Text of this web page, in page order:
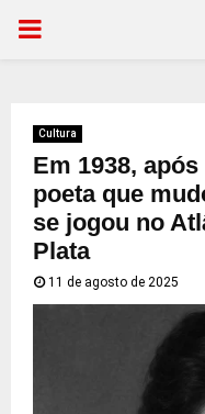
PRIMARY
Cultura
Em 1938,
poeta que
se jogou no
Plata
11 de agosto de 2025